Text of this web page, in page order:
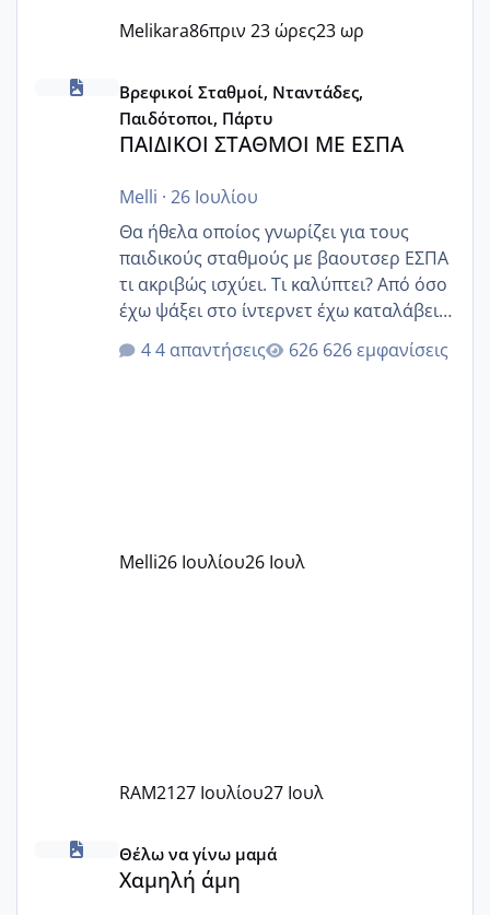
Melikara86πριν 23 ώρες23 ωρ
ΠΑΙΔΙΚΟΙ ΣΤΑΘΜΟΙ ΜΕ ΕΣΠΑ
Βρεφικοί Σταθμοί, Νταντάδες,
Παιδότοποι, Πάρτυ
ΠΑΙΔΙΚΟΙ ΣΤΑΘΜΟΙ ΜΕ ΕΣΠΑ
Melli · 26 Ιουλίου
Θα ήθελα οποίος γνωρίζει για τους
παιδικούς σταθμούς με βαουτσερ ΕΣΠΑ
τι ακριβώς ισχύει. Τι καλύπτει? Από όσο
έχω ψάξει στο ίντερνετ έχω καταλάβει
ότι το βαουτσερ καλύπτει όλα τα
δίδακτρα και τα τροφεια του ιδιωτικού
Εγώ πήγα σε έναν ιδιωτικό παιδικό στ
4 απαντήσεις 626 εμφανίσεις
Melli26 Ιουλίου26 Ιουλ
RAM2127 Ιουλίου27 Ιουλ
Χαμηλή άμη
Θέλω να γίνω μαμά
Χαμηλή άμη